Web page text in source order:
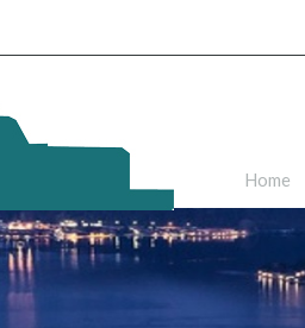
Home